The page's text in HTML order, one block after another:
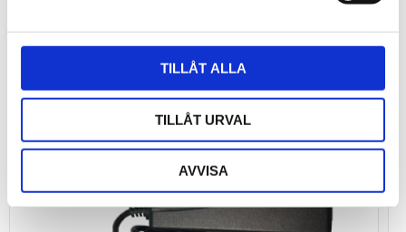
TILLÅT ALLA
TILLÅT URVAL
AVVISA